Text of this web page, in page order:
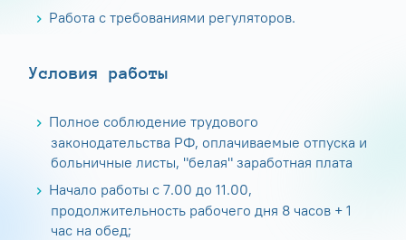
Работа с требованиями регуляторов.
Условия работы
Полное соблюдение трудового
законодательства РФ, оплачиваемые отпуска и
больничные листы, "белая" заработная плата
Начало работы с 7.00 до 11.00,
продолжительность рабочего дня 8 часов + 1
час на обед;